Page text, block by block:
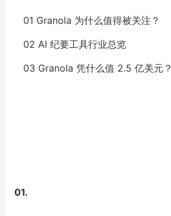
01 Granola 为什么值得被关注？
02 AI 纪要工具行业总览
03 Granola 凭什么值 2.5 亿美元？
01.